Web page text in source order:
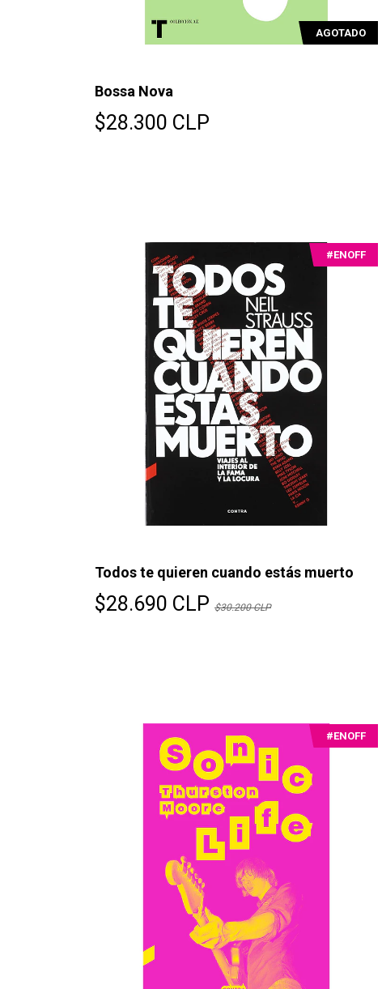
AGOTADO
Bossa Nova
$28.300 CLP
#ENOFF
Todos te quieren cuando estás muerto
$28.690 CLP $30.200 CLP
#ENOFF